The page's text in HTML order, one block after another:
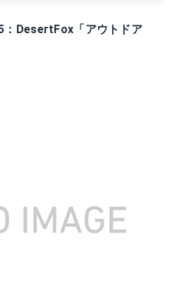
：DesertFox「アウトドア